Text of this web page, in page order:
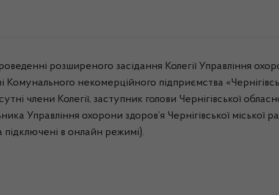
розширеного засідання Колегії Управління
Комунального некомерційного підприємства
члени Колегії, заступник голови Чернігівської
Управління охорони здоров’я Чернігівської міської
підключені в онлайн режимі).